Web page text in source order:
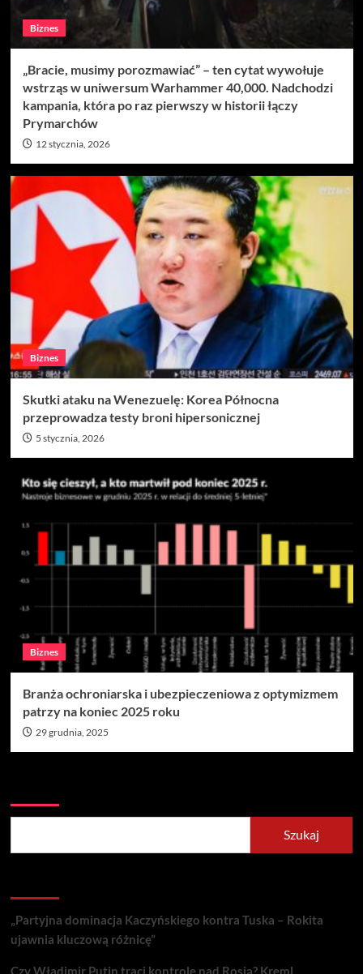
Biznes
„Bracie, musimy porozmawiać” – ten cytat wywołuje
wstrząs w uniwersum Warhammer 40,000. Nadchodzi
kampania, która po raz pierwszy w historii łączy
Prymarchów
12 stycznia, 2026
Biznes
Skutki ataku na Wenezuelę: Korea Północna
przeprowadza testy broni hipersonicznej
5 stycznia, 2026
Biznes
Branża ochroniarska i ubezpieczeniowa z optymizmem
patrzy na koniec 2025 roku
29 grudnia, 2025
Szukaj
„Partyjna dominacja Kaczyńskiego kontra Tuska – Rokita
ujawnia kluczową różnicę”
Czy Władimir Putin traci kontrolę nad Rosją? Kreml